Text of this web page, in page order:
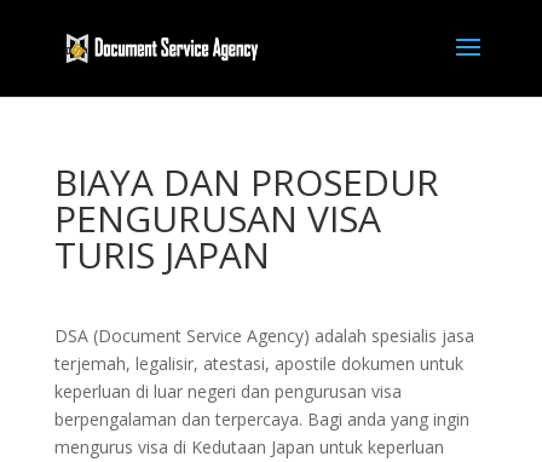
BIAYA DAN PROSEDUR
PENGURUSAN VISA
TURIS JAPAN
DSA (Document Service Agency) adalah spesialis jasa
terjemah, legalisir, atestasi, apostile dokumen untuk
keperluan di luar negeri dan pengurusan visa
berpengalaman dan terpercaya. Bagi anda yang ingin
mengurus visa di Kedutaan Japan untuk keperluan